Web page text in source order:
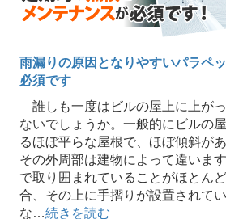
雨漏りの原因となりやすいパラペ
必須です
誰しも一度はビルの屋上に上が
ないでしょうか。一般的にビルの
るほぼ平らな屋根で、ほぼ傾斜が
その外周部は建物によって違いま
で取り囲まれていることがほとん
合、その上に手摺りが設置されて
な…続きを読む